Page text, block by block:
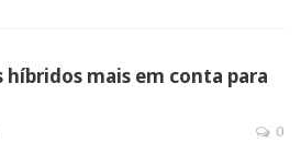
híbridos mais em conta para
0